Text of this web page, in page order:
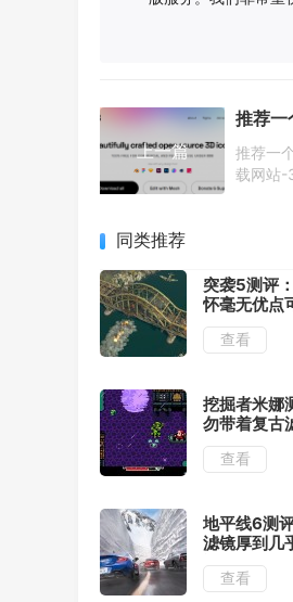
上一篇
推荐一
载网站-
同类推荐
突袭5测评
怀毫无优点
查看
挖掘者米娜
勿带着复古
待
查看
地平线6测
滤镜厚到几
视
查看